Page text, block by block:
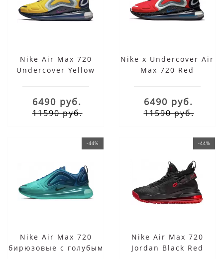
Nike Air Max 720
Undercover Yellow
6490 руб.
11590 руб.
Nike x Undercover Air
Max 720 Red
6490 руб.
11590 руб.
-44%
Nike Air Max 720
бирюзовые с голубым
-44%
Nike Air Max 720
Jordan Black Red